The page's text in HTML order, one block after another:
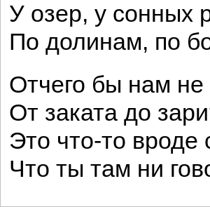
У озер, у сонных
По долинам, по
Отчего бы нам не
От заката до
Это что-то вроде
Что ты там ни